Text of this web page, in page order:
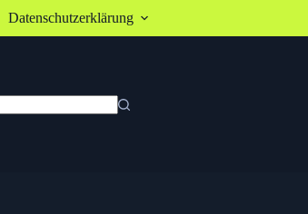
Datenschutzerklärung